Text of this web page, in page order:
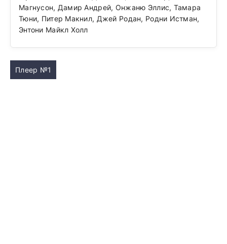
Магнусон, Дамир Андрей, Онжаню Эллис, Тамара
Тюни, Питер Макнил, Джей Родан, Родни Истман,
Энтони Майкл Холл
Плеер №1